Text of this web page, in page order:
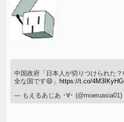
中国政府「日本人が切りつけられた
全な国です😄」 https://t.co/
— もえるあじあ ･∀･ (@moeruasia01)